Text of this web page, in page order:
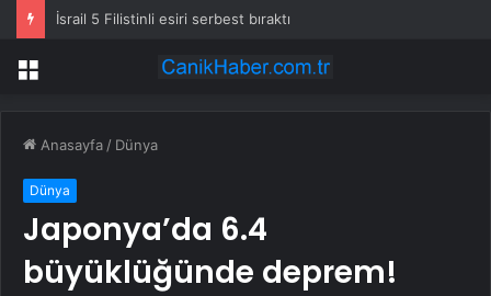
İsrail 5 Filistinli esiri serbest bıraktı
Menü
Anasayfa / Dünya
Dünya
Japonya’da 6.4
büyüklüğünde deprem!